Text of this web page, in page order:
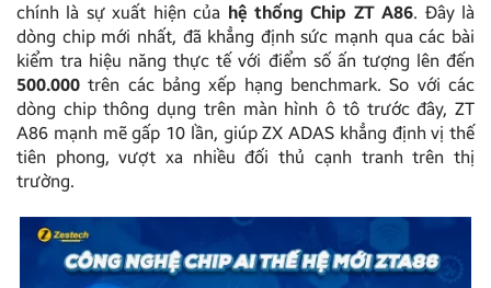
chính là sự xuất hiện của hệ thống Chip ZT A86. Đây là
dòng chip mới nhất, đã khẳng định sức mạnh qua các bài
kiểm tra hiệu năng thực tế với điểm số ấn tượng lên đến
500.000 trên các bảng xếp hạng benchmark. So với các
dòng chip thông dụng trên màn hình ô tô trước đây, ZT
A86 mạnh mẽ gấp 10 lần, giúp ZX ADAS khẳng định vị thế
tiên phong, vượt xa nhiều đối thủ cạnh tranh trên thị
trường.